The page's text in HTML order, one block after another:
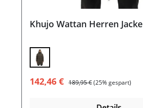
Khujo Wattan Herren Jacke
Verkaufspreis:
142,46 € Regulärer Preis:
189,95 €(25% gespart)